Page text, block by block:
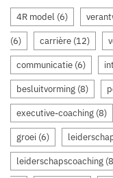
4R model (6)
(6) carrière (12)
communicatie (6)
besluitvorming (8)
executive-coaching (8)
groei (6)
leiderschapscoaching